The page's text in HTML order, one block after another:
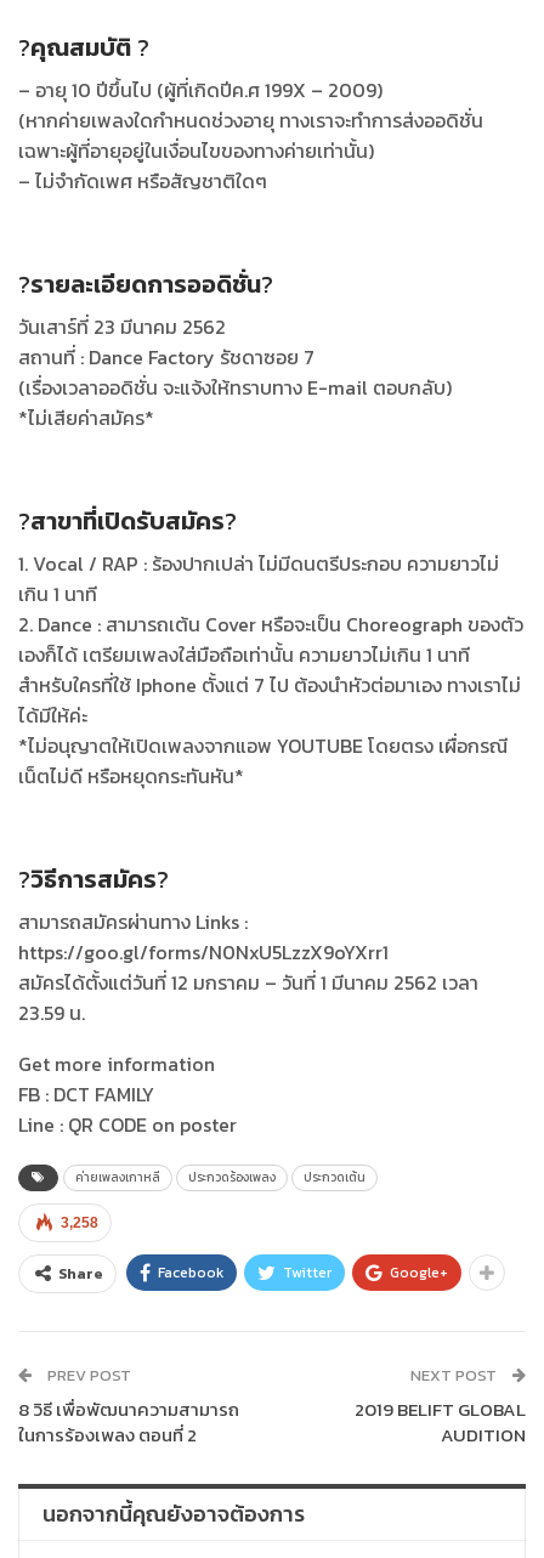
?คุณสมบัติ ?
– อายุ 10 ปีขึ้นไป (ผู้ที่เกิดปีค.ศ 199X – 2009)
(หากค่ายเพลงใดกำหนดช่วงอายุ ทางเราจะทำการส่งออดิชั่น
เฉพาะผู้ที่อายุอยู่ในเงื่อนไขของทางค่ายเท่านั้น)
– ไม่จำกัดเพศ หรือสัญชาติใดๆ
?รายละเอียดการออดิชั่น?
วันเสาร์ที่ 23 มีนาคม 2562
สถานที่ : Dance Factory รัชดาซอย 7
(เรื่องเวลาออดิชั่น จะแจ้งให้ทราบทาง E-mail ตอบกลับ)
*ไม่เสียค่าสมัคร*
?สาขาที่เปิดรับสมัคร?
1. Vocal / RAP : ร้องปากเปล่า ไม่มีดนตรีประกอบ ความยาวไม่
เกิน 1 นาที
2. Dance : สามารถเต้น Cover หรือจะเป็น Choreograph ของตัว
เองก็ได้ เตรียมเพลงใส่มือถือเท่านั้น ความยาวไม่เกิน 1 นาที
สำหรับใครที่ใช้ Iphone ตั้งแต่ 7 ไป ต้องนำหัวต่อมาเอง ทางเราไม่
ได้มีให้ค่ะ
*ไม่อนุญาตให้เปิดเพลงจากแอพ YOUTUBE โดยตรง เผื่อกรณี
เน็ตไม่ดี หรือหยุดกระทันหัน*
?วิธีการสมัคร?
สามารถสมัครผ่านทาง Links :
https://goo.gl/forms/N0NxU5LzzX9oYXrr1
สมัครได้ตั้งแต่วันที่ 12 มกราคม – วันที่ 1 มีนาคม 2562 เวลา
23.59 น.
Get more information
FB : DCT FAMILY
Line : QR CODE on poster
ค่ายเพลงเกาหลี ประกวดร้องเพลง ประกวดเต้น
3,258
Share Facebook Twitter Google+
PREV POST
8 วิธี เพื่อพัฒนาความสามารถ
ในการร้องเพลง ตอนที่ 2
NEXT POST
2019 BELIFT GLOBAL
AUDITION
นอกจากนี้คุณยังอาจต้องการ